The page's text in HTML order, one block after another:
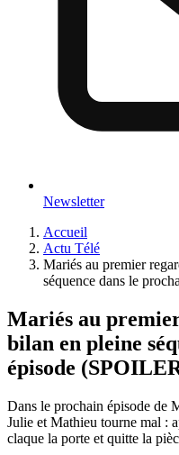
Newsletter
Accueil
Actu Télé
Mariés au premier
séquence dans le
Mariés au
bilan en pleine
épisode
Dans le prochain épisode de
Julie et Mathieu tourne mal :
claque la porte et quitte la